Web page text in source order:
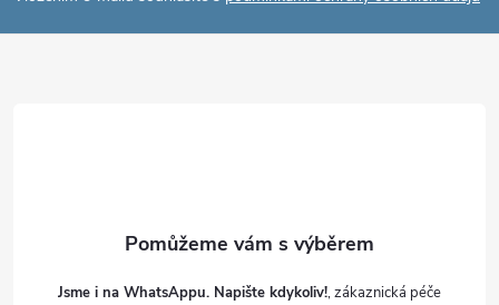
Jsme i na WhatsAppu. Napište kdykoliv!